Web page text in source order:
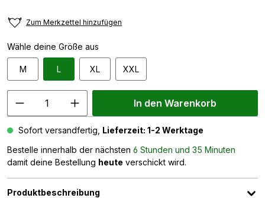
Zum Merkzettel hinzufügen
Wähle deine Größe aus
M L XL XXL
In den Warenkorb
Sofort versandfertig, Lieferzeit: 1-2 Werktage
Bestelle innerhalb der nächsten 6 Stunden und 35 Minuten
damit deine Bestellung heute verschickt wird.
Produktbeschreibung